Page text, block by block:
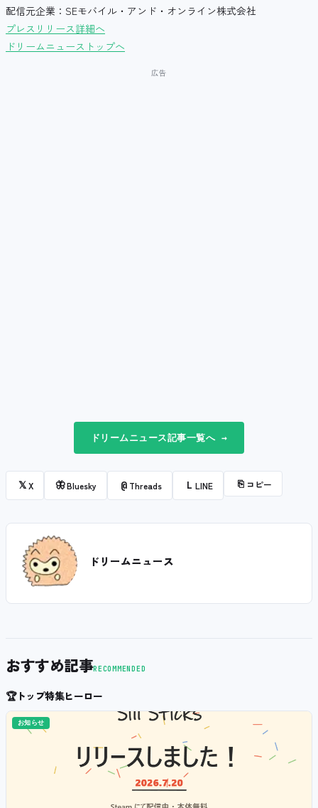
配信元企業：SEモバイル・アンド・オンライン株式会社
プレスリリース詳細へ
ドリームニューストップへ
ドリームニュース記事一覧へ →
𝕏X 🦋Bluesky @ Threads L LINE ⎘ コピー
ドリームニュース
おすすめ記事RECOMMENDED
🏆トップ特集ヒーロー
お知らせ